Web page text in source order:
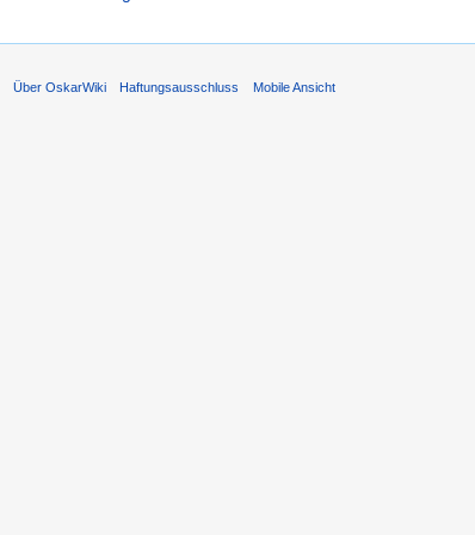
Über OskarWiki Haftungsausschluss Mobile Ansicht